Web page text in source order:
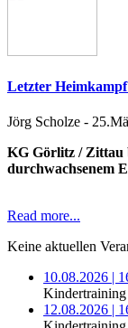
Letzter Heimkampf
Jörg Scholze -
KG Görlitz / Zittau
durchwachsenem
Read more...
Keine aktuellen
10.08.2026 |
Kindertraining
12.08.2026 |